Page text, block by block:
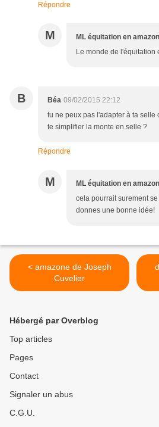
Répondre
M ML équitation en
Le monde de l'équitation
B Béa 09/02/2015 22:12
tu ne peux pas l'adapter à ta selle
te simplifier la monte en selle ?
Répondre
M ML équitation en
cela pourrait surement
donnes une bonne idée!
< amazone de Joseph
Cuvelier
Hébergé par Overblog
Top articles
Pages
Contact
Signaler un abus
C.G.U.